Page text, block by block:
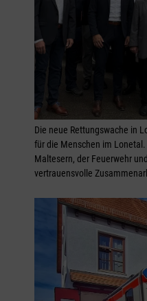
Die neue Rettungswache in
für die Menschen im
Maltesern, der Feuerwehr
vertrauensvolle